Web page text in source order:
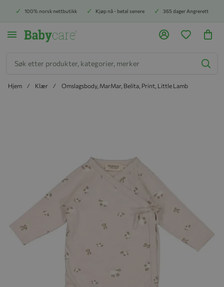
100% norsk nettbutikk Kjøp nå - betal senere 365 dager Angrerett
Hjem Klær Omslagsbody, MarMar, Belita, Print, Little Lamb